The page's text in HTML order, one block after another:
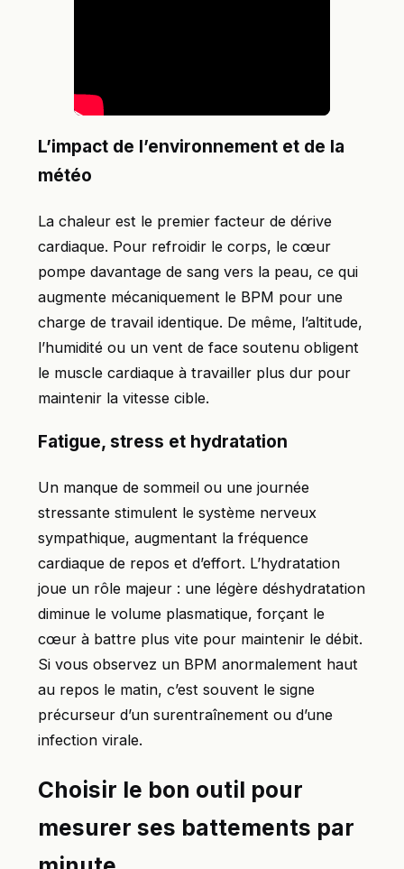
L’impact de l’environnement et de la
météo
La chaleur est le premier facteur de dérive
cardiaque. Pour refroidir le corps, le cœur
pompe davantage de sang vers la peau, ce qui
augmente mécaniquement le BPM pour une
charge de travail identique. De même, l’altitude,
l’humidité ou un vent de face soutenu obligent
le muscle cardiaque à travailler plus dur pour
maintenir la vitesse cible.
Fatigue, stress et hydratation
Un manque de sommeil ou une journée
stressante stimulent le système nerveux
sympathique, augmentant la fréquence
cardiaque de repos et d’effort. L’hydratation
joue un rôle majeur : une légère déshydratation
diminue le volume plasmatique, forçant le
cœur à battre plus vite pour maintenir le débit.
Si vous observez un BPM anormalement haut
au repos le matin, c’est souvent le signe
précurseur d’un surentraînement ou d’une
infection virale.
Choisir le bon outil pour
mesurer ses battements par